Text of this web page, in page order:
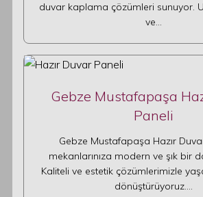
duvar kaplama çözümleri sunuyor.
ve…
Gebze Mustafapaşa
Paneli
Gebze Mustafapaşa Hazır
mekanlarınıza modern ve şık bir
Kaliteli ve estetik çözümlerimizle
dönüştürüyoruz.…